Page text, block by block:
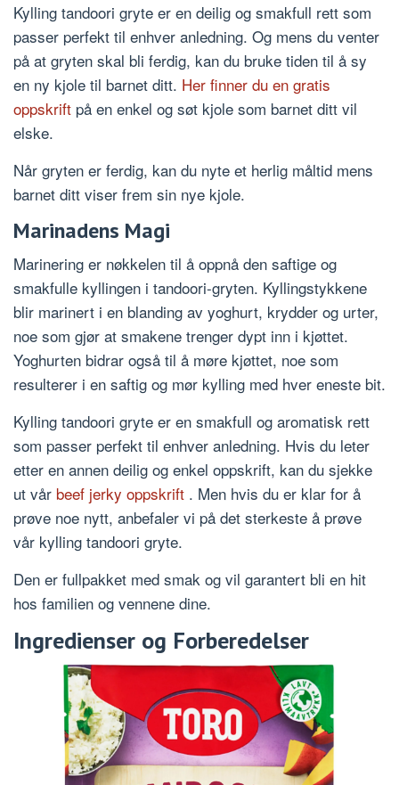
Kylling tandoori gryte er en deilig og smakfull rett som
passer perfekt til enhver anledning. Og mens du venter
på at gryten skal bli ferdig, kan du bruke tiden til å sy
en ny kjole til barnet ditt. Her finner du en gratis
oppskrift på en enkel og søt kjole som barnet ditt vil
elske.
Når gryten er ferdig, kan du nyte et herlig måltid mens
barnet ditt viser frem sin nye kjole.
Marinadens Magi
Marinering er nøkkelen til å oppnå den saftige og
smakfulle kyllingen i tandoori-gryten. Kyllingstykkene
blir marinert i en blanding av yoghurt, krydder og urter,
noe som gjør at smakene trenger dypt inn i kjøttet.
Yoghurten bidrar også til å møre kjøttet, noe som
resulterer i en saftig og mør kylling med hver eneste bit.
Kylling tandoori gryte er en smakfull og aromatisk rett
som passer perfekt til enhver anledning. Hvis du leter
etter en annen deilig og enkel oppskrift, kan du sjekke
ut vår beef jerky oppskrift . Men hvis du er klar for å
prøve noe nytt, anbefaler vi på det sterkeste å prøve
vår kylling tandoori gryte.
Den er fullpakket med smak og vil garantert bli en hit
hos familien og vennene dine.
Ingredienser og Forberedelser